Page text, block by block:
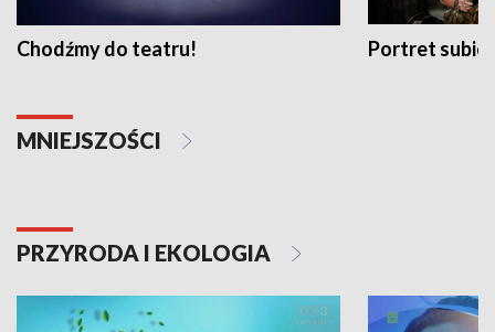
Chodźmy do teatru! Portret
MNIEJSZOŚCI
PRZYRODA I EKOLOGIA